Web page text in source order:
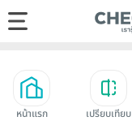
หน้าแรก เปรียบเทียบ